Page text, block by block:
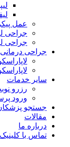
عمل
جراحی
جراحی
جراحی درمانی
سایر خدمات
رزرو
ورود
جستجو
مقالات
درباره ما
تماس با کلینیک